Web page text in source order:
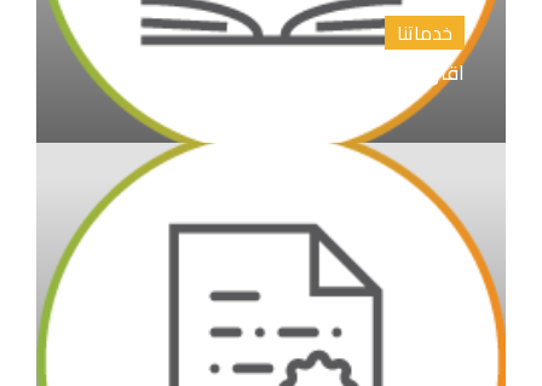
خدماتنا
اقتراح عناوين رسائل الماجستير والدكتوراة